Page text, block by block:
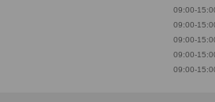
09:00-
09:00-
09:00-
09:00-
09:00-